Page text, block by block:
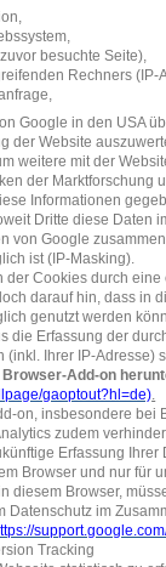
besuchte Seite),
Rechners (IP-
Google in den USA
der Website
weitere mit der
der Marktforschung
Informationen
Dritte diese Daten
von Google
ist (IP-Masking).
der Cookies durch
darauf hin, dass in
genutzt werden
die Erfassung der
(inkl. Ihrer IP-Adresse)
Browser-Add-on
gaoptout?hl=de).
on, insbesondere
zudem
Erfassung
Browser und nur für
diesem Browser,
Datenschutz im
Tracking